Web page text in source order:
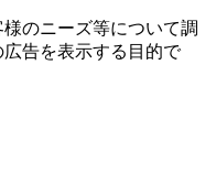
のニーズ等について調
告を表⽰する⽬的で